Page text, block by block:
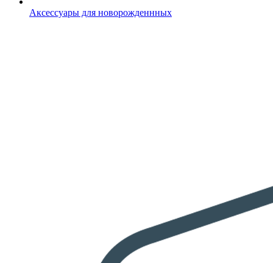
Аксессуары для новорожденнных